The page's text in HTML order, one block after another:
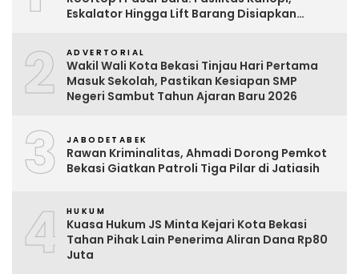
Eskalator Hingga Lift Barang Disiapkan
2 ADVERTORIAL
Wakil Wali Kota Bekasi Tinjau Hari Pertama
Masuk Sekolah, Pastikan Kesiapan SMP
Negeri Sambut Tahun Ajaran Baru 2026
3 JABODETABEK
Rawan Kriminalitas, Ahmadi Dorong Pemkot
Bekasi Giatkan Patroli Tiga Pilar di Jatiasih
4 HUKUM
Kuasa Hukum JS Minta Kejari Kota Bekasi
Tahan Pihak Lain Penerima Aliran Dana Rp80
Juta